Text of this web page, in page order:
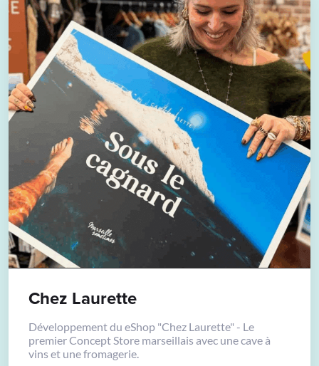
Chez Laurette
Développement du eShop "Chez Laurette" - Le
premier Concept Store marseillais avec une cave à
vins et une fromagerie.